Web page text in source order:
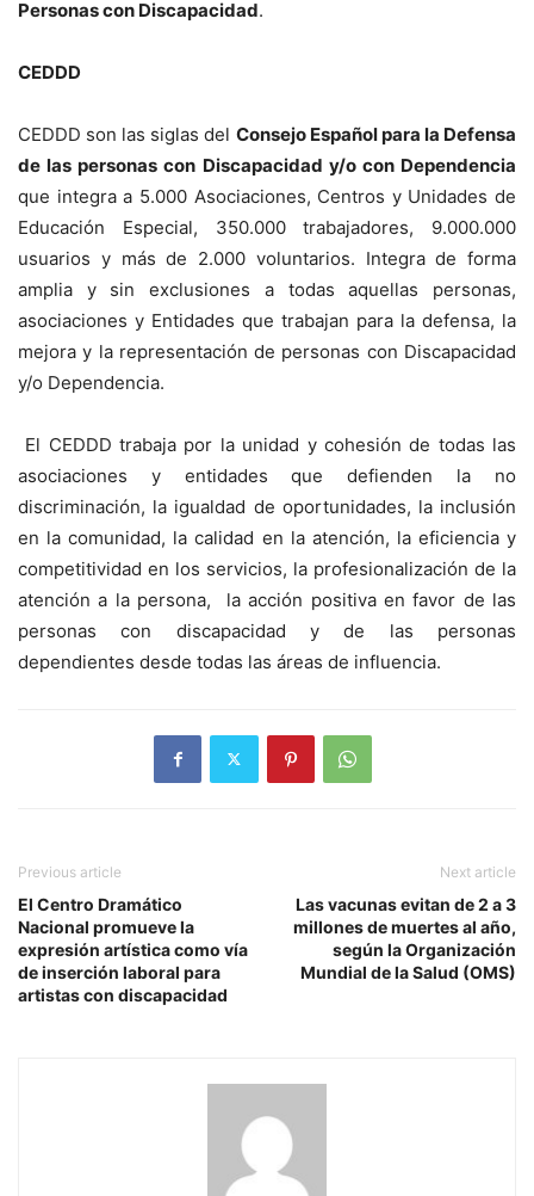
Personas con Discapacidad.
CEDDD
CEDDD son las siglas del Consejo Español para la Defensa
de las personas con Discapacidad y/o con Dependencia
que integra a 5.000 Asociaciones, Centros y Unidades de
Educación Especial, 350.000 trabajadores, 9.000.000
usuarios y más de 2.000 voluntarios. Integra de forma
amplia y sin exclusiones a todas aquellas personas,
asociaciones y Entidades que trabajan para la defensa, la
mejora y la representación de personas con Discapacidad
y/o Dependencia.
El CEDDD trabaja por la unidad y cohesión de todas las
asociaciones y entidades que defienden la no
discriminación, la igualdad de oportunidades, la inclusión
en la comunidad, la calidad en la atención, la eficiencia y
competitividad en los servicios, la profesionalización de la
atención a la persona, la acción positiva en favor de las
personas con discapacidad y de las personas
dependientes desde todas las áreas de influencia.
Previous article
El Centro Dramático
Nacional promueve la
expresión artística como vía
de inserción laboral para
artistas con discapacidad
Next article
Las vacunas evitan de 2 a 3
millones de muertes al año,
según la Organización
Mundial de la Salud (OMS)